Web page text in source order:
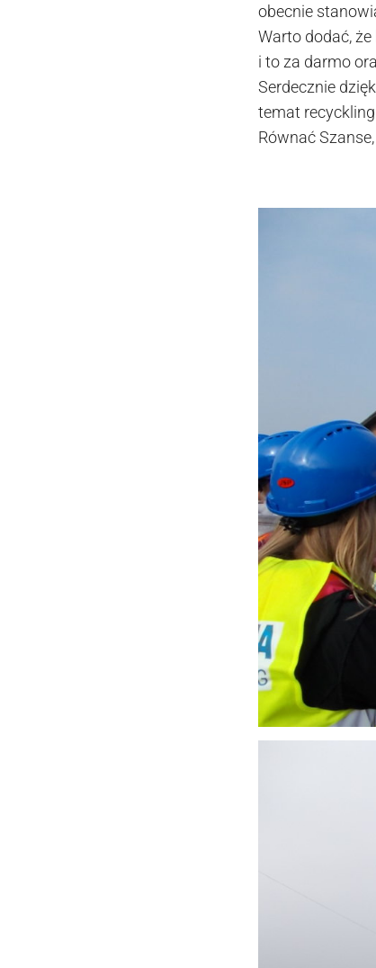
obecnie
Warto dodać,
i to za darmo
Serdecznie
temat
Równać